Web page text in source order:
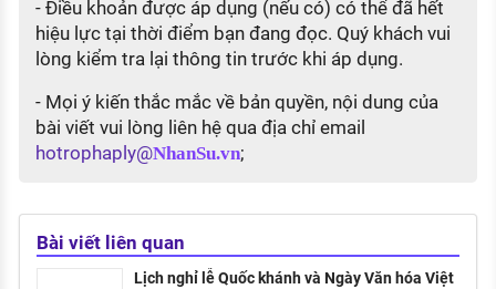
- Điều khoản được áp dụng (nếu có) có thể đã hết
hiệu lực tại thời điểm bạn đang đọc. Quý khách vui
lòng kiểm tra lại thông tin trước khi áp dụng.
- Mọi ý kiến thắc mắc về bản quyền, nội dung của
bài viết vui lòng liên hệ qua địa chỉ email
hotrophaply@NhanSu.vn;
Bài viết liên quan
Lịch nghỉ lễ Quốc khánh và Ngày Văn hóa Việt